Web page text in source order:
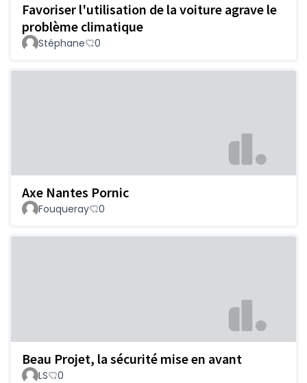
Favoriser l'utilisation de la voiture agrave le
problème climatique
Stéphane 0
Axe Nantes Pornic
Fouqueray 0
Beau Projet, la sécurité mise en avant
LS 0